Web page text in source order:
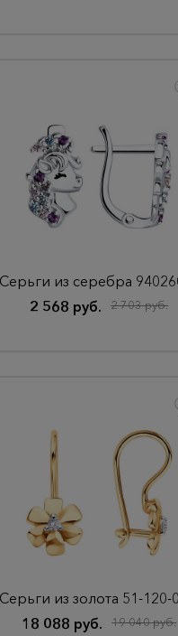
2 568 руб.
2 703 руб.
18 088 руб.
19 040 руб.